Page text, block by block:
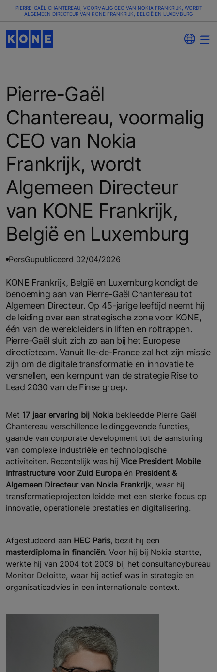
PIERRE-GAËL CHANTEREAU, VOORMALIG CEO VAN NOKIA FRANKRIJK, WORDT
ALGEMEEN DIRECTEUR VAN KONE FRANKRIJK, BELGIË EN LUXEMBURG
Pierre-Gaël
Chantereau, voormalig
CEO van Nokia
Frankrijk, wordt
Algemeen Directeur
van KONE Frankrijk,
België en Luxemburg
PersGupubliceerd 02/04/2026
KONE Frankrijk, België en Luxemburg kondigt de
benoeming aan van Pierre-Gaël Chantereau tot
Algemeen Directeur. Op 45-jarige leeftijd neemt hij
de leiding over een strategische zone voor KONE,
één van de wereldleiders in liften en roltrappen.
Pierre-Gaël sluit zich zo aan bij het Europese
directieteam. Vanuit Ile-de-France zal het zijn missie
zijn om de digitale transformatie en innovatie te
versnellen, een kernpunt van de strategie Rise to
Lead 2030 van de Finse groep.
Met 17 jaar ervaring bij Nokia bekleedde Pierre Gaël
Chantereau verschillende leidinggevende functies,
gaande van corporate development tot de aansturing
van complexe industriële en technologische
activiteiten. Recentelijk was hij Vice President Mobile
Infrastructure voor Zuid Europa én President &
Algemeen Directeur van Nokia Frankrijk, waar hij
transformatieprojecten leidde met een sterke focus op
innovatie, operationele prestaties en digitalisering.
Afgestudeerd aan HEC Paris, bezit hij een
masterdiploma in financiën. Voor hij bij Nokia startte,
werkte hij van 2004 tot 2009 bij het consultancybureau
Monitor Deloitte, waar hij actief was in strategie en
organisatieadvies in een internationale context.